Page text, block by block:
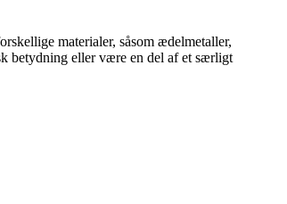
materialer, såsom ædelmetaller,
betydning eller være en del af et særligt